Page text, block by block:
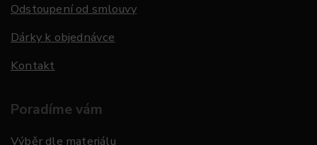
Odstoupení od smlouvy
Dárky k objednávce
Kontakt
Poradíme vám
Výběr dle materiálu